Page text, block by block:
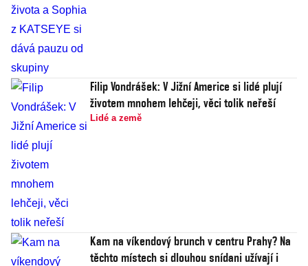
Filip Vondrášek: V Jižní Americe si lidé plují
životem mnohem lehčeji, věci tolik neřeší
Lidé a země
Kam na víkendový brunch v centru Prahy? Na
těchto místech si dlouhou snídani užívají i